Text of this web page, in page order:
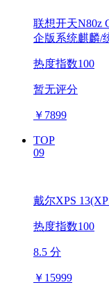
联想开天N80z
企版系统麒麟/
热度指数100
暂无评分
￥ 7899
TOP
09
戴尔XPS
热度指数100
8.5 分
￥ 15999